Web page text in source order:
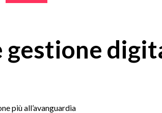
gestione
più all’avanguardia